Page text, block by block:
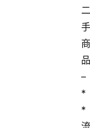
二
手
商
品
–
*
*